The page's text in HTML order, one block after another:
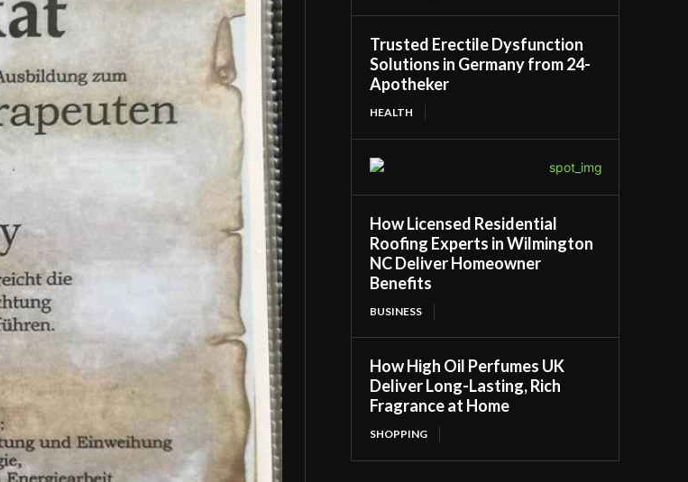
Trusted Erectile Dysfunction
Solutions in Germany from 24-
Apotheker
HEALTH
How Licensed Residential
Roofing Experts in Wilmington
NC Deliver Homeowner
Benefits
BUSINESS
How High Oil Perfumes UK
Deliver Long-Lasting, Rich
Fragrance at Home
SHOPPING